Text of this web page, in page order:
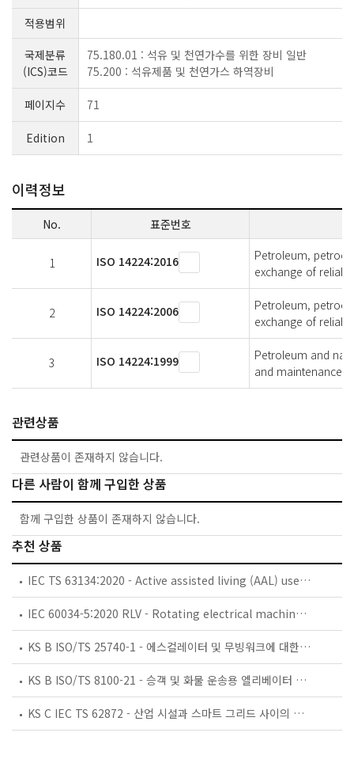
적용범위
국제분류
(ICS)코드
75.180.01 : 석유 및 천연가수를 위한 장비 일반
75.200 : 석유제품 및 천연가스 하역장비
페이지수 71
Edition 1
이력정보
No. 표준번호
1 ISO 14224:2016
Petroleum,
exchange of
2 ISO 14224:2006
Petroleum,
exchange of
3 ISO 14224:1999
Petroleum and
and maintenance
관련상품
관련상품이 존재하지 않습니다.
다른 사람이 함께 구입한 상품
함께 구입한 상품이 존재하지 않습니다.
추천 상품
IEC TS 63134:2020 - Active assisted living (AAL) use cases
IEC 60034-5:2020 RLV - Rotating electrical machines - Part 5: Degrees of protection provided by the integral design of rotating electrical machines (IP code) - Classification
KS B ISO/TS 25740-1 - 에스컬레이터 및 무빙워크에 대한 안전요건 — 제1부: 세계공통 필수 안전요건(GESRs)
KS B ISO/TS 8100-21 - 승객 및 화물 운송용 엘리베이터 —제21부: 세계공통 필수안전요건(GESRs)을 충족하는 세계공통 안전 파라미터(GSPs)
KS C IEC TS 62872 - 산업 시설과 스마트 그리드 사이의 산업 공정 측정, 제어 및 자동화 시스템 인터페이스